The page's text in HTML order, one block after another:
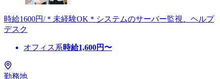
時給1600円/＊未経験OK＊システムのサーバー監視、ヘルプ
デスク
オフィス系時給1,600円〜
勤務地